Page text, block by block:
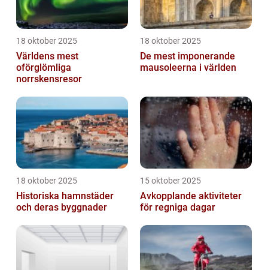
18 oktober 2025
Världens mest
oförglömliga
norrskensresor
18 oktober 2025
De mest imponerande
mausoleerna i världen
18 oktober 2025
Historiska hamnstäder
och deras byggnader
15 oktober 2025
Avkopplande aktiviteter
för regniga dagar